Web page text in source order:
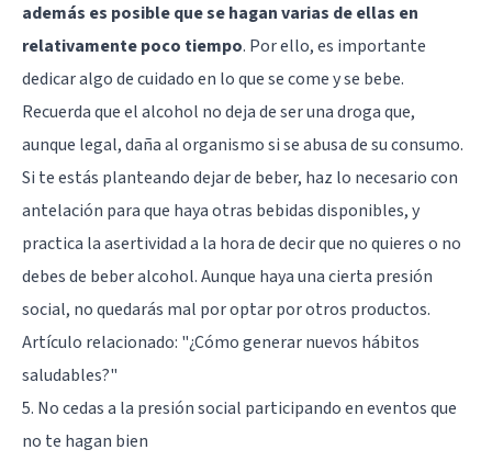
además es posible que se hagan varias de ellas en
relativamente poco tiempo. Por ello, es importante
dedicar algo de cuidado en lo que se come y se bebe.
Recuerda que el alcohol no deja de ser una droga que,
aunque legal, daña al organismo si se abusa de su consumo.
Si te estás planteando dejar de beber, haz lo necesario con
antelación para que haya otras bebidas disponibles, y
practica la asertividad a la hora de decir que no quieres o no
debes de beber alcohol. Aunque haya una cierta presión
social, no quedarás mal por optar por otros productos.
Artículo relacionado: "¿Cómo generar nuevos hábitos
saludables?"
5. No cedas a la presión social participando en eventos que
no te hagan bien